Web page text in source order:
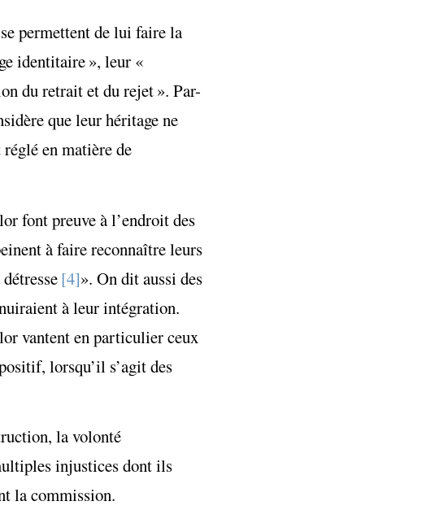
permettent de lui faire la
identitaire », leur «
du retrait et du rejet ». Par-
que leur héritage ne
en matière de
font preuve à l’endroit des
à faire reconnaître leurs
[4]». On dit aussi des
à leur intégration.
vantent en particulier ceux
lorsqu’il s’agit des
la volonté
injustices dont ils
la commission.